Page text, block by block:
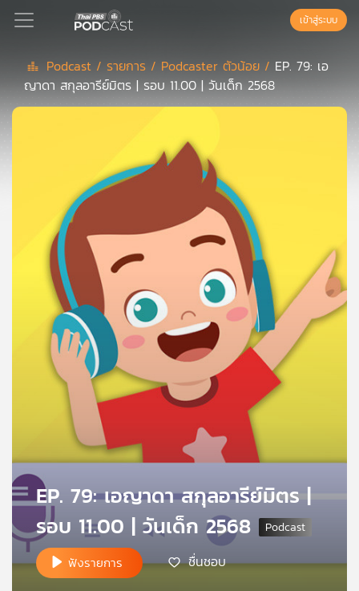
Podcast
บทความ
ข่าว
และ
กิจกรรม
เข้าสู่ระบบ
Podcast / รายการ / Podcaster ตัวน้อย / EP. 79: เอ
ญาดา สกุลอารีย์มิตร | รอบ 11.00 | วันเด็ก 2568
EP. 79: เอญาดา สกุลอารีย์มิตร |
รอบ 11.00 | วันเด็ก 2568
ฟังรายการ ชื่นชอบ